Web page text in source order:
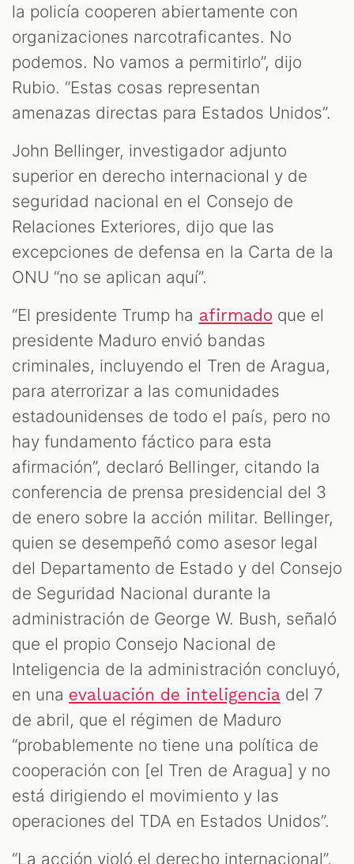
la policía cooperen abiertamente con
organizaciones narcotraficantes. No
podemos. No vamos a permitirlo”, dijo
Rubio. “Estas cosas representan
amenazas directas para Estados Unidos”.
John Bellinger, investigador adjunto
superior en derecho internacional y de
seguridad nacional en el Consejo de
Relaciones Exteriores, dijo que las
excepciones de defensa en la Carta de la
ONU “no se aplican aquí”.
“El presidente Trump ha afirmado que el
presidente Maduro envió bandas
criminales, incluyendo el Tren de Aragua,
para aterrorizar a las comunidades
estadounidenses de todo el país, pero no
hay fundamento fáctico para esta
afirmación”, declaró Bellinger, citando la
conferencia de prensa presidencial del 3
de enero sobre la acción militar. Bellinger,
quien se desempeñó como asesor legal
del Departamento de Estado y del Consejo
de Seguridad Nacional durante la
administración de George W. Bush, señaló
que el propio Consejo Nacional de
Inteligencia de la administración concluyó,
en una evaluación de inteligenciadel 7
de abril, que el régimen de Maduro
“probablemente no tiene una política de
cooperación con [el Tren de Aragua] y no
está dirigiendo el movimiento y las
operaciones del TDA en Estados Unidos”.
“La acción violó el derecho internacional”,